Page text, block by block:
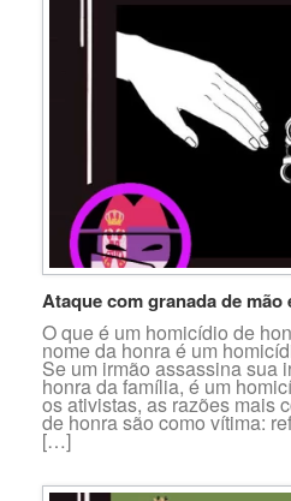
Ataque com granada de
O que é um homicídio de
nome da honra é um
Se um irmão assassina sua
honra da família, é um
os ativistas, as razões mais
de honra são como vítima:
[…]